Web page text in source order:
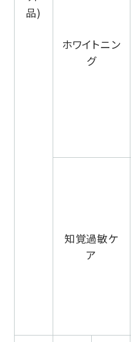
品)
ホワイトニン
グ
知覚過敏ケ
ア